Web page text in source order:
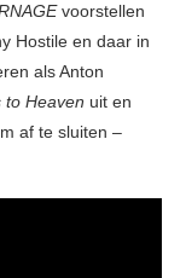
voorstellen
Hostile en daar in
als Anton
to Heaven uit en
af te sluiten –